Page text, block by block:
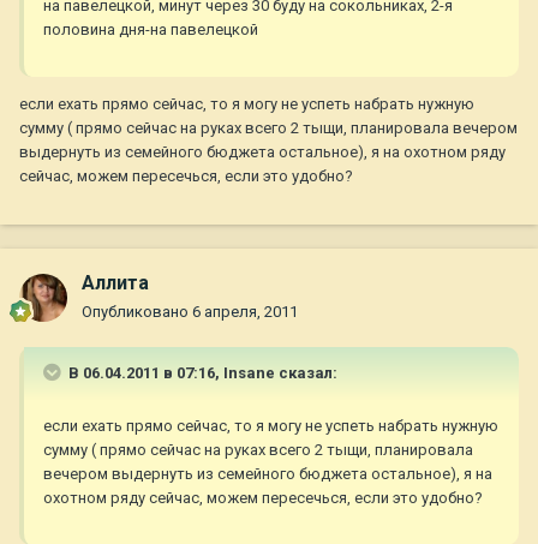
на павелецкой, минут через 30 буду на сокольниках, 2-я
половина дня-на павелецкой
если ехать прямо сейчас, то я могу не успеть набрать нужную
сумму ( прямо сейчас на руках всего 2 тыщи, планировала вечером
выдернуть из семейного бюджета остальное), я на охотном ряду
сейчас, можем пересечься, если это удобно?
Аллита
Опубликовано 6 апреля, 2011
В 06.04.2011 в 07:16, Insane сказал:
если ехать прямо сейчас, то я могу не успеть набрать нужную
сумму ( прямо сейчас на руках всего 2 тыщи, планировала
вечером выдернуть из семейного бюджета остальное), я на
охотном ряду сейчас, можем пересечься, если это удобно?